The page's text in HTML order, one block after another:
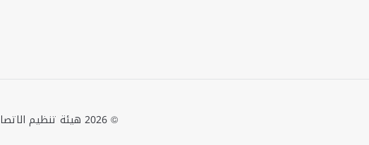
© 2026 هيئة تنظيم الاتصالات والحكومة الرقمية، جميع الحقوق محفوظة